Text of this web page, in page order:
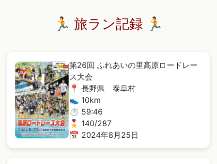
🏃 旅ラン記録 🏃
第26回 ふれあいの里高原ロードレー
ス大会
📍 長野県 泰阜村
👟 10km
⏱️ 59:46
🎖️ 140/287
📅 2024年8月25日